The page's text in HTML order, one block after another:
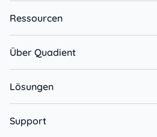
Ressourcen
Über Quadient
Lösungen
Support